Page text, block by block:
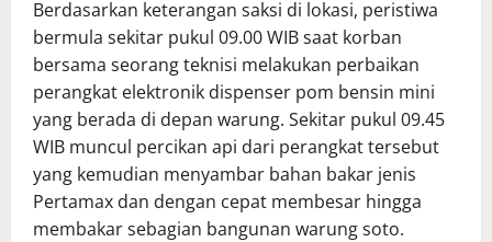
Berdasarkan keterangan saksi di lokasi, peristiwa
bermula sekitar pukul 09.00 WIB saat korban
bersama seorang teknisi melakukan perbaikan
perangkat elektronik dispenser pom bensin mini
yang berada di depan warung. Sekitar pukul 09.45
WIB muncul percikan api dari perangkat tersebut
yang kemudian menyambar bahan bakar jenis
Pertamax dan dengan cepat membesar hingga
membakar sebagian bangunan warung soto.